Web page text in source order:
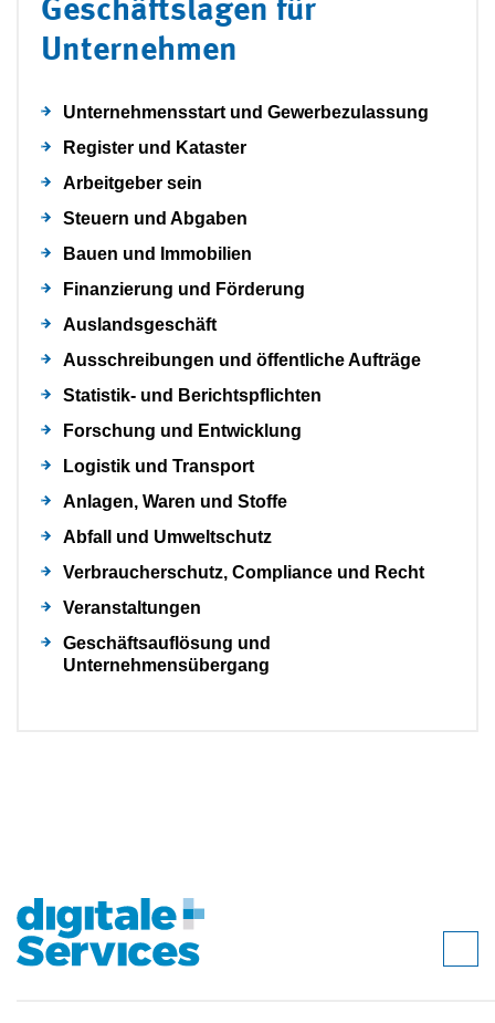
Geschäftslagen für
Unternehmen
Unternehmensstart und Gewerbezulassung
Register und Kataster
Arbeitgeber sein
Steuern und Abgaben
Bauen und Immobilien
Finanzierung und Förderung
Auslandsgeschäft
Ausschreibungen und öffentliche Aufträge
Statistik- und Berichtspflichten
Forschung und Entwicklung
Logistik und Transport
Anlagen, Waren und Stoffe
Abfall und Umweltschutz
Verbraucherschutz, Compliance und Recht
Veranstaltungen
Geschäftsauflösung und
Unternehmensübergang